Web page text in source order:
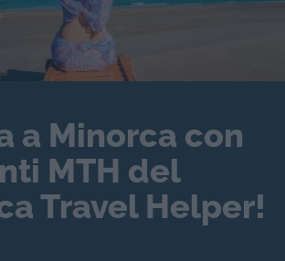
a Minorca con
MTH del
Travel Helper!